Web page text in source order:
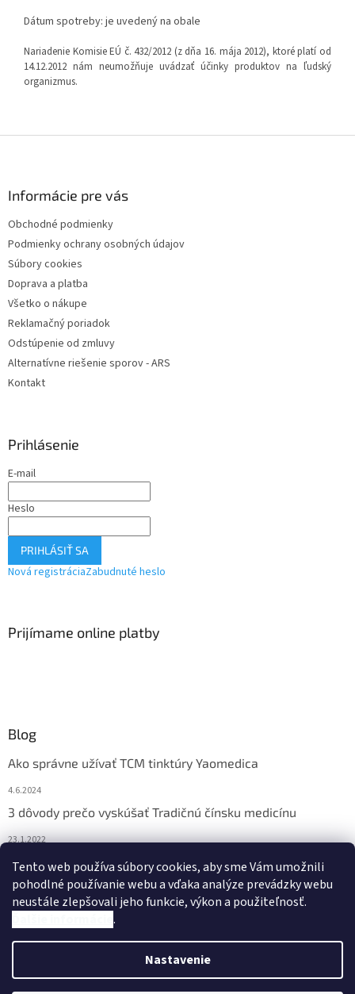
Tento web používa súbory cookies, aby sme Vám umožnili
pohodlné používanie webu a vďaka analýze prevádzky webu
neustále zlepšovali jeho funkcie, výkon a použiteľnosť.
.
Nastavenie
Dátum spotreby: je uvedený na obale
Nariadenie Komisie EÚ č. 432/2012 (z dňa 16. mája 2012), ktoré platí od
14.12.2012 nám neumožňuje uvádzať účinky produktov na ľudský
organizmus.
Informácie pre vás
Obchodné podmienky
Podmienky ochrany osobných údajov
Súbory cookies
Doprava a platba
Všetko o nákupe
Reklamačný poriadok
Odstúpenie od zmluvy
Alternatívne riešenie sporov - ARS
Kontakt
Prihlásenie
E-mail
Heslo
PRIHLÁSIŤ SA
Nová registráciaZabudnuté heslo
Prijímame online platby
Blog
Ako správne užívať TCM tinktúry Yaomedica
4.6.2024
3 dôvody prečo vyskúšať Tradičnú čínsku medicínu
23.1.2022
Nadmerne vám vypadávajú vlasy? Pomôže vám čínska
medicína
13.11.2021
Vytvoril Shoptet